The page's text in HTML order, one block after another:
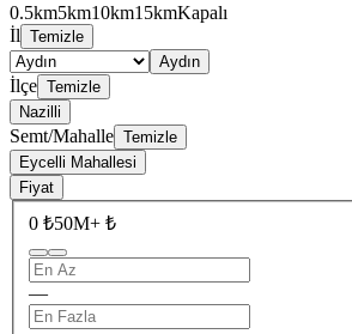
0.5km5km10km15kmKapalı
İl Temizle
Aydın
İlçe Temizle
Nazilli
Semt/Mahalle Temizle
Eycelli Mahallesi
Fiyat
0 ₺50M+ ₺
—